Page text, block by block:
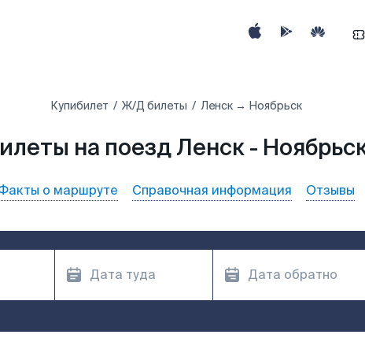
Купибилет Ж/Д билеты Ленск → Ноябрьск
на поезд Ленск -
о маршруте Справочная информация Отзывы